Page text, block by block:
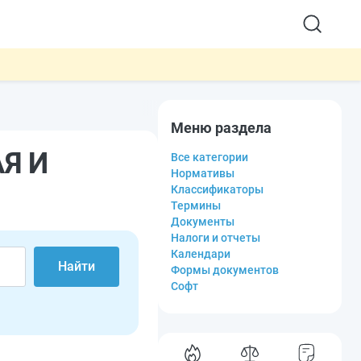
И
Найти
Меню раздела
Все категории
Нормативы
Классификаторы
Термины
Документы
Налоги и отчеты
Календари
Формы документов
Софт